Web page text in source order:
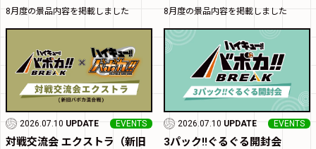
8月度の景品内容を掲載しました 8月度の景品内容を掲載しました
2026.07.10 UPDATE EVENTS
対戦交流会 エクストラ（新旧
2026.07.10 UPDATE EVENTS
3パック!!ぐるぐる開封会